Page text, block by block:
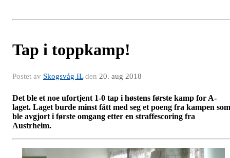
Tap i toppkamp!
Postet av Skogsvåg ILden 20. aug 2018
Det ble et noe ufortjent 1-0 tap i høstens første kamp for A-
laget. Laget burde minst fått med seg et poeng fra kampen som
ble avgjort i første omgang etter en straffescoring fra
Austrheim.